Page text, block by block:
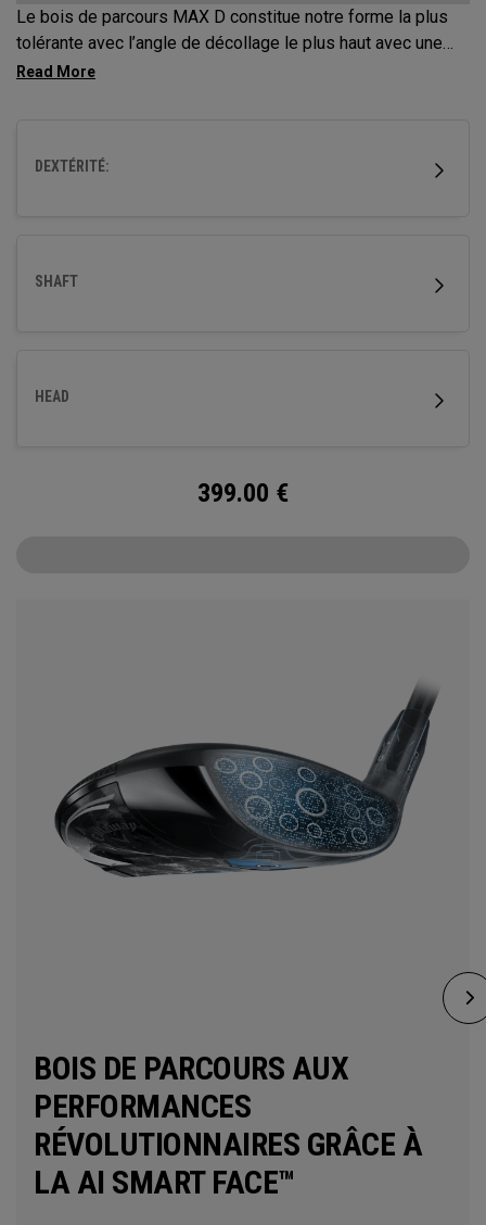
Le bois de parcours MAX D constitue notre forme la plus
tolérante avec l’angle de décollage le plus haut avec une
trajectoire en draw.
DEXTÉRITÉ:
SHAFT
HEAD
399.00 €
BOIS DE PARCOURS AUX
PERFORMANCES
RÉVOLUTIONNAIRES GRÂCE À
LA AI SMART FACE™